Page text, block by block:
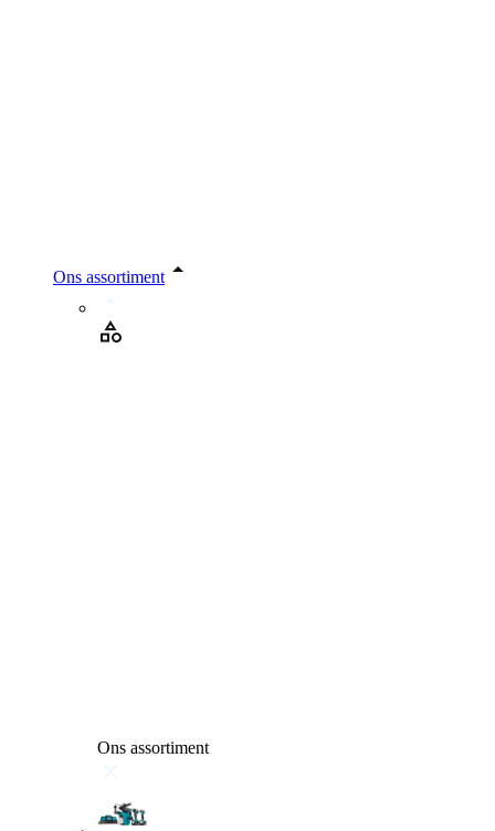
Ons assortiment
Ons assortiment